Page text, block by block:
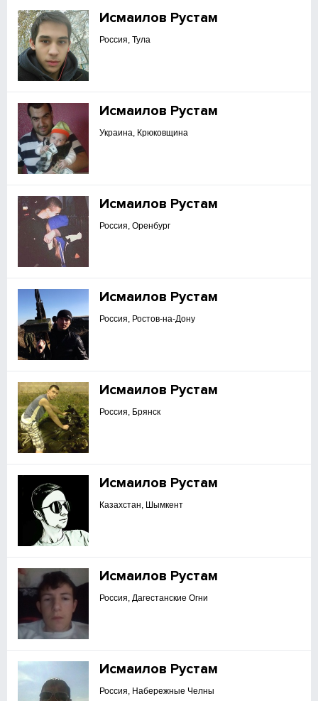
Исмаилов Рустам
Россия, Тула
Исмаилов Рустам
Украина, Крюковщина
Исмаилов Рустам
Россия, Оренбург
Исмаилов Рустам
Россия, Ростов-на-Дону
Исмаилов Рустам
Россия, Брянск
Исмаилов Рустам
Казахстан, Шымкент
Исмаилов Рустам
Россия, Дагестанские Огни
Исмаилов Рустам
Россия, Набережные Челны